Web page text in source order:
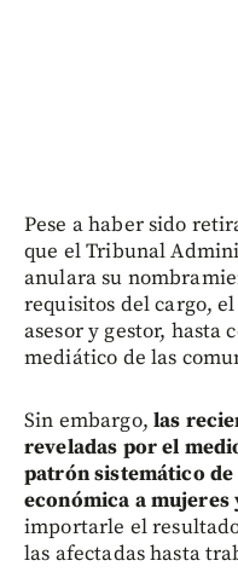
Pese a haber sido
que el Tribunal
anulara su
requisitos del cargo,
asesor y gestor, hasta
mediático de las
Sin embargo, las
reveladas por el
patrón sistemático
económica a mujeres
importarle el
las afectadas hasta